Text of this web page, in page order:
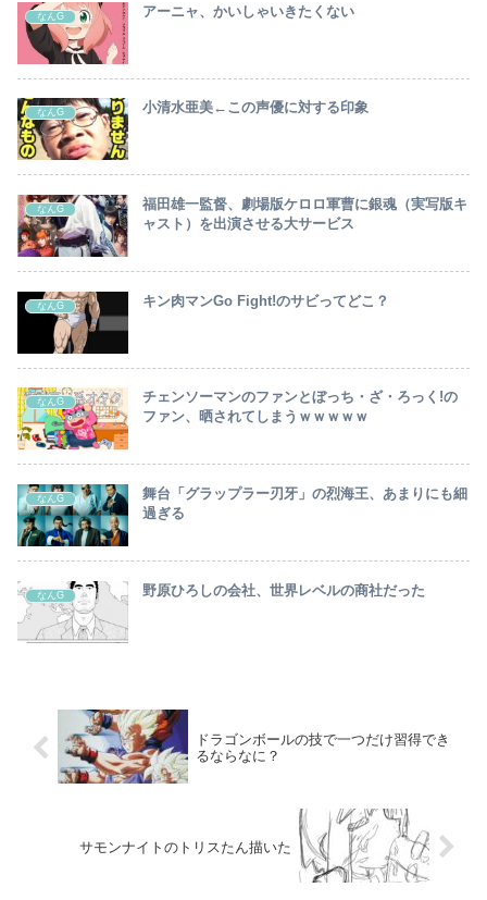
なんG アーニャ、かいしゃいきたくない
なんG 小清水亜美←この声優に対する印象
なんG
福田雄一監督、劇場版ケロロ軍曹に銀魂（実写版キ
ャスト）を出演させる大サービス
なんG キン肉マンGo Fight!のサビってどこ？
なんG
チェンソーマンのファンとぼっち・ざ・ろっく!の
ファン、晒されてしまうｗｗｗｗｗ
なんG
舞台「グラップラー刃牙」の烈海王、あまりにも細
過ぎる
なんG 野原ひろしの会社、世界レベルの商社だった
ドラゴンボールの技で一つだけ習得でき
るならなに？
サモンナイトのトリスたん描いた